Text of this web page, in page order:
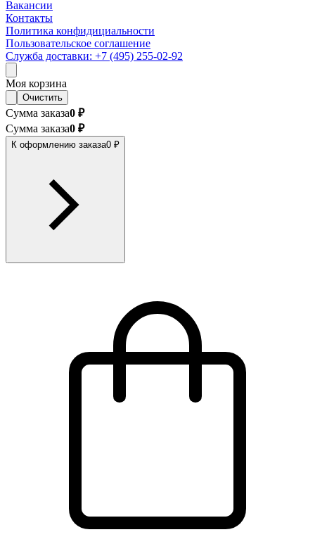
Вакансии
Контакты
Политика конфидициальности
Пользовательское соглашение
Служба доставки: +7 (495) 255-02-92
Моя корзина
Очистить
Сумма заказа0 ₽
Сумма заказа0 ₽
К оформлению заказа0 ₽